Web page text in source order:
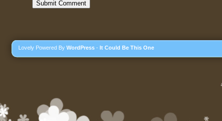
Lovely Powered By WordPress - It Could Be This One